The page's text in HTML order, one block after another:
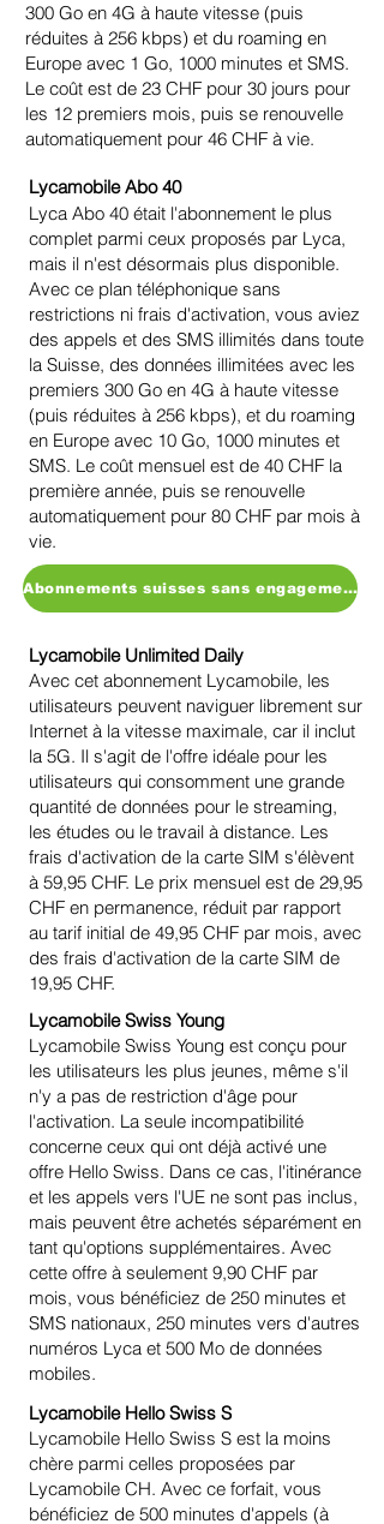
300 Go en 4G à haute vitesse (puis
réduites à 256 kbps) et du roaming en
Europe avec 1 Go, 1000 minutes et SMS.
Le coût est de 23 CHF pour 30 jours pour
les 12 premiers mois, puis se renouvelle
automatiquement pour 46 CHF à vie.
Lycamobile Abo 40
Lyca Abo 40 était l'abonnement le plus
complet parmi ceux proposés par Lyca,
mais il n'est désormais plus disponible.
Avec ce plan téléphonique sans
restrictions ni frais d'activation, vous aviez
des appels et des SMS illimités dans toute
la Suisse, des données illimitées avec les
premiers 300 Go en 4G à haute vitesse
(puis réduites à 256 kbps), et du roaming
en Europe avec 10 Go, 1000 minutes et
SMS. Le coût mensuel est de 40 CHF la
première année, puis se renouvelle
automatiquement pour 80 CHF par mois à
vie.
Abonnements suisses sans engagement
Lycamobile Unlimited Daily
Avec cet abonnement Lycamobile, les
utilisateurs peuvent naviguer librement sur
Internet à la vitesse maximale, car il inclut
la 5G. Il s'agit de l'offre idéale pour les
utilisateurs qui consomment une grande
quantité de données pour le streaming,
les études ou le travail à distance. Les
frais d'activation de la carte SIM s'élèvent
à 59,95 CHF. Le prix mensuel est de 29,95
CHF en permanence, réduit par rapport
au tarif initial de 49,95 CHF par mois, avec
des frais d'activation de la carte SIM de
19,95 CHF.
Lycamobile Swiss Young
Lycamobile Swiss Young est conçu pour
les utilisateurs les plus jeunes, même s'il
n'y a pas de restriction d'âge pour
l'activation. La seule incompatibilité
concerne ceux qui ont déjà activé une
offre Hello Swiss. Dans ce cas, l'itinérance
et les appels vers l'UE ne sont pas inclus,
mais peuvent être achetés séparément en
tant qu'options supplémentaires. Avec
cette offre à seulement 9,90 CHF par
mois, vous bénéficiez de 250 minutes et
SMS nationaux, 250 minutes vers d'autres
numéros Lyca et 500 Mo de données
mobiles.
Lycamobile Hello Swiss S
Lycamobile Hello Swiss S est la moins
chère parmi celles proposées par
Lycamobile CH. Avec ce forfait, vous
bénéficiez de 500 minutes d'appels (à